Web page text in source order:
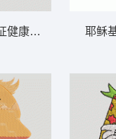
健康 心脑携手——情
耶稣